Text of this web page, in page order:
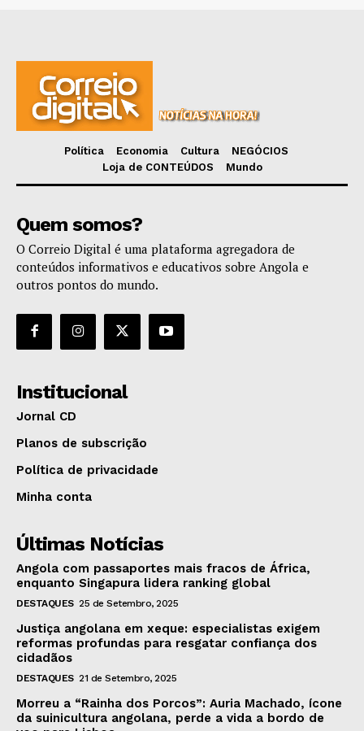
Política Economia Cultura
NEGÓCIOS
Loja de CONTEÚDOS
Mundo
Quem somos?
O Correio Digital é uma plataforma agregadora de
conteúdos informativos e educativos sobre Angola e
outros pontos do mundo.
Institucional
Jornal CD
Planos de subscrição
Política de privacidade
Minha conta
Últimas Notícias
Angola com passaportes mais fracos de África,
enquanto Singapura lidera ranking global
DESTAQUES 25 de Setembro, 2025
Justiça angolana em xeque: especialistas exigem
reformas profundas para resgatar confiança dos
cidadãos
DESTAQUES 21 de Setembro, 2025
Morreu a “Rainha dos Porcos”: Auria Machado, ícone
da suinicultura angolana, perde a vida a bordo de